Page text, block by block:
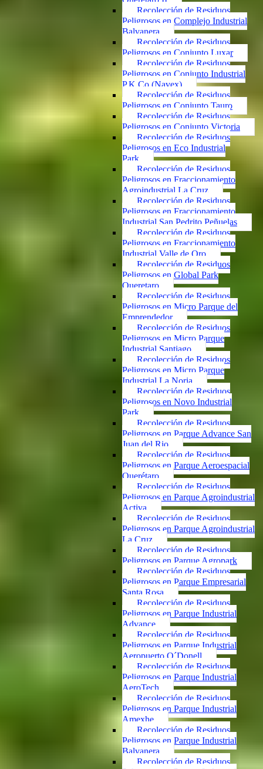
Recolección de Residuos
Peligrosos en Complejo Industrial
Balvanera
Recolección de Residuos
Peligrosos en Conjunto Luxar
Recolección de Residuos
Peligrosos en Conjunto Industrial
P.K.Co (Navex)
Recolección de Residuos
Peligrosos en Conjunto Tauro
Recolección de Residuos
Peligrosos en Conjunto Victoria
Recolección de Residuos
Peligrosos en Eco Industrial
Park
Recolección de Residuos
Peligrosos en Fraccionamiento
Agroindustrial La Cruz
Recolección de Residuos
Peligrosos en Fraccionamiento
Industrial San Pedrito Peñuelas
Recolección de Residuos
Peligrosos en Fraccionamiento
Industrial Valle de Oro
Recolección de Residuos
Peligrosos en Global Park
Queretaro
Recolección de Residuos
Peligrosos en Micro Parque del
Emprendedor
Recolección de Residuos
Peligrosos en Micro Parque
Industrial Santiago
Recolección de Residuos
Peligrosos en Micro Parque
Industrial La Noria
Recolección de Residuos
Peligrosos en Novo Industrial
Park
Recolección de Residuos
Peligrosos en Parque Advance San
Juan del Rio
Recolección de Residuos
Peligrosos en Parque Aeroespacial
Querétaro
Recolección de Residuos
Peligrosos en Parque Agroindustrial
Activa
Recolección de Residuos
Peligrosos en Parque Agroindustrial
La Cruz
Recolección de Residuos
Peligrosos en Parque Agropark
Recolección de Residuos
Peligrosos en Parque Empresarial
Santa Rosa
Recolección de Residuos
Peligrosos en Parque Industrial
Advance
Recolección de Residuos
Peligrosos en Parque Industrial
Aeropuerto O´Donell
Recolección de Residuos
Peligrosos en Parque Industrial
AeroTech
Recolección de Residuos
Peligrosos en Parque Industrial
Amexhe
Recolección de Residuos
Peligrosos en Parque Industrial
Balvanera
Recolección de Residuos